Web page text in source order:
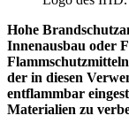
Hohe
Innenausbau oder
der in diesen
entflammbar
Materialien zu